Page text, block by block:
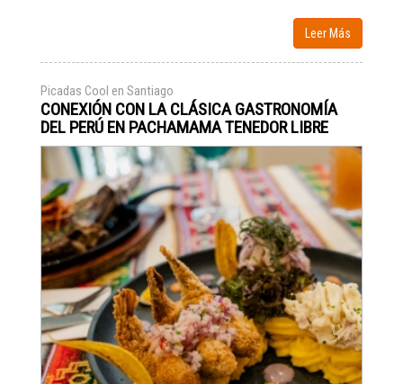
Leer Más
Picadas Cool en Santiago
CONEXIÓN CON LA CLÁSICA GASTRONOMÍA
DEL PERÚ EN PACHAMAMA TENEDOR LIBRE